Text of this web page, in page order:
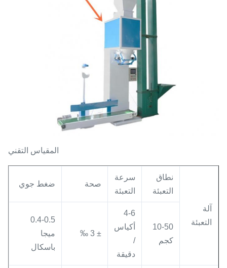
المقياس التقني
آلة
التعبئة
نطاق
التعبئة
سرعة
التعبئة
صحة ضغط جوي
10-50
كجم
4-6
أكياس
/
دقيقة
± 3 ‰
0.4-0.5
ميجا
باسكال